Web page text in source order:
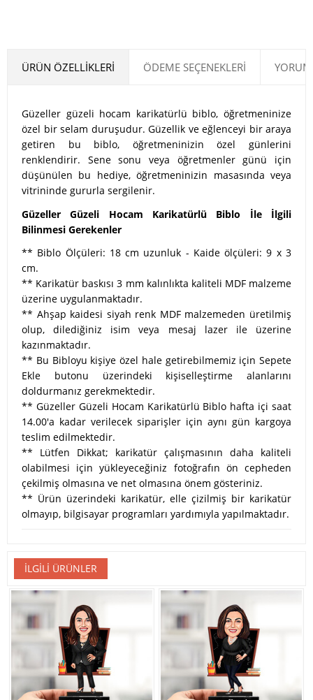
ÜRÜN ÖZELLIKLERI ÖDEME SEÇENEKLERI
Güzeller güzeli hocam karikatürlü biblo, öğretmeninize
özel bir selam duruşudur. Güzellik ve eğlenceyi bir araya
getiren bu biblo, öğretmeninizin özel günlerini
renklendirir. Sene sonu veya öğretmenler günü için
düşünülen bu hediye, öğretmeninizin masasında veya
vitrininde gururla sergilenir.
Güzeller Güzeli Hocam Karikatürlü Biblo İle İlgili
Bilinmesi Gerekenler
** Biblo Ölçüleri: 18 cm uzunluk - Kaide ölçüleri: 9 x 3
cm.
** Karikatür baskısı 3 mm kalınlıkta kaliteli MDF malzeme
üzerine uygulanmaktadır.
** Ahşap kaidesi siyah renk MDF malzemeden üretilmiş
olup, dilediğiniz isim veya mesaj lazer ile üzerine
kazınmaktadır.
** Bu Bibloyu kişiye özel hale getirebilmemiz için Sepete
Ekle butonu üzerindeki kişiselleştirme alanlarını
doldurmanız gerekmektedir.
** Güzeller Güzeli Hocam Karikatürlü Biblo hafta içi saat
14.00'a kadar verilecek siparişler için aynı gün kargoya
teslim edilmektedir.
** Lütfen Dikkat; karikatür çalışmasının daha kaliteli
olabilmesi için yükleyeceğiniz fotoğrafın ön cepheden
çekilmiş olmasına ve net olmasına önem gösteriniz.
** Ürün üzerindeki karikatür, elle çizilmiş bir karikatür
olmayıp, bilgisayar programları yardımıyla yapılmaktadır.
İLGILI ÜRÜNLER